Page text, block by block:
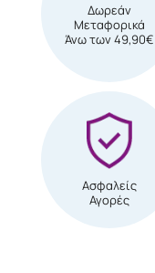
Δωρεάν
Μεταφορικά
Άνω των 49,90€
Ασφαλείς
Αγορές